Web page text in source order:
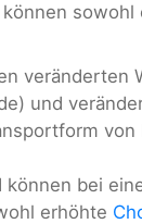
sowohl
veränderten
und
von
bei
erhöhte